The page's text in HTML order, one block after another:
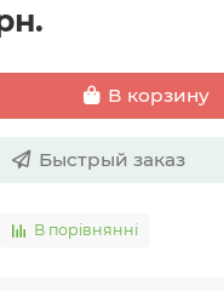
В корзину
Быстрый заказ
В порівнянні